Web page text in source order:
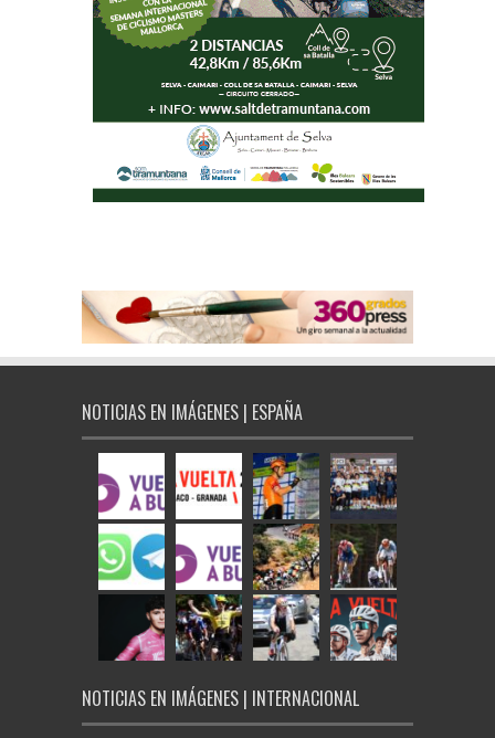
NOTICIAS EN IMÁGENES | ESPAÑA
NOTICIAS EN IMÁGENES | INTERNACIONAL